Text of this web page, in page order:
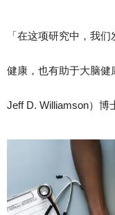
「在这项研究中，我
健康，也有助于大脑健
Jeff D. Williamson）博